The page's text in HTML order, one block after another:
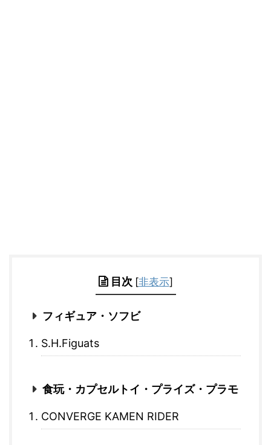
目次 [非表示]
フィギュア・ソフビ
S.H.Figuats
食玩・カプセルトイ・プライズ・プラモ
CONVERGE KAMEN RIDER